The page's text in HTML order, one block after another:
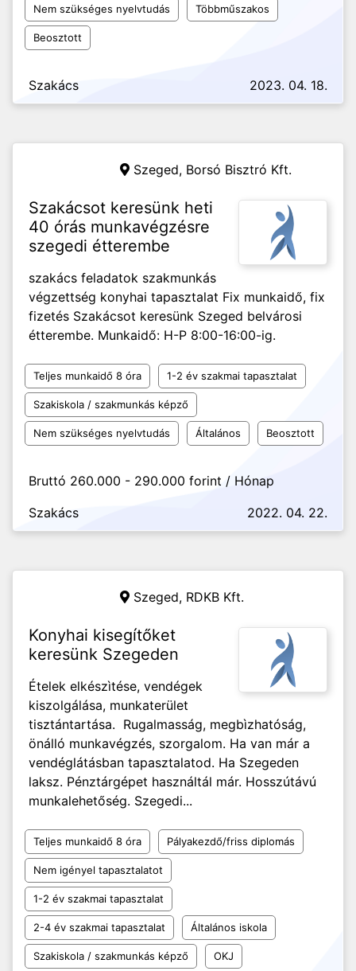
Nem szükséges nyelvtudás Többműszakos
Beosztott
Szakács 2023. 04. 18.
Szeged, Borsó Bisztró Kft.
Szakácsot keresünk heti
40 órás munkavégzésre
szegedi étterembe
szakács feladatok szakmunkás
végzettség konyhai tapasztalat Fix munkaidő, fix
fizetés Szakácsot keresünk Szeged belvárosi
étterembe. Munkaidő: H-P 8:00-16:00-ig.
Teljes munkaidő 8 óra 1-2 év szakmai tapasztalat
Szakiskola / szakmunkás képző
Nem szükséges nyelvtudás Általános Beosztott
Bruttó 260.000 - 290.000 forint / Hónap
Szakács
2022. 04. 22.
Szeged, RDKB Kft.
Konyhai kisegítőket
keresünk Szegeden
Ételek elkészìtése, vendégek
kiszolgálása, munkaterület
tisztántartása. Rugalmasság, megbìzhatóság,
önálló munkavégzés, szorgalom. Ha van már a
vendéglátásban tapasztalatod. Ha Szegeden
laksz. Pénztárgépet használtál már. Hosszútávú
munkalehetőség. Szegedi...
Teljes munkaidő 8 óra Pályakezdő/friss diplomás
Nem igényel tapasztalatot
1-2 év szakmai tapasztalat
2-4 év szakmai tapasztalat Általános iskola
Szakiskola / szakmunkás képző OKJ